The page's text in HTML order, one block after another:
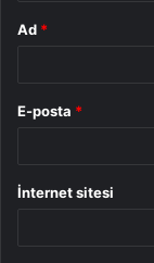
Ad *
E-posta *
İnternet sitesi